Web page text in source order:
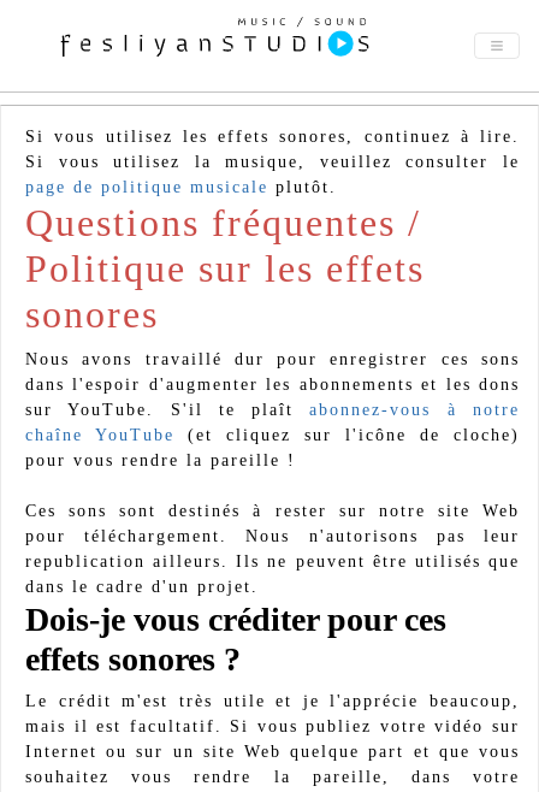
Si vous utilisez les effets sonores, continuez à lire.
Si vous utilisez la musique, veuillez consulter le
page de politique musicale plutôt.
Questions fréquentes /
Politique sur les effets
sonores
Nous avons travaillé dur pour enregistrer ces sons
dans l'espoir d'augmenter les abonnements et les dons
sur YouTube. S'il te plaîtabonnez-vous à notre
chaîne YouTube
(et cliquez sur l'icône de cloche)
pour vous rendre la pareille !
Ces sons sont destinés à rester sur notre site Web
pour téléchargement. Nous n'autorisons pas leur
republication ailleurs. Ils ne peuvent être utilisés que
dans le cadre d'un projet.
Dois-je vous créditer pour ces
effets sonores ?
Le crédit m'est très utile et je l'apprécie beaucoup,
mais il est facultatif. Si vous publiez votre vidéo sur
Internet ou sur un site Web quelque part et que vous
souhaitez vous rendre la pareille, dans votre